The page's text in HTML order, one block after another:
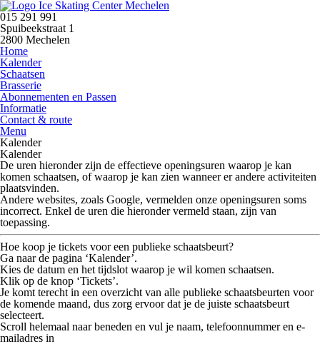
015 291 991
Spuibeekstraat 1
2800 Mechelen
Home
Kalender
Schaatsen
Brasserie
Abonnementen en Passen
Informatie
Contact & route
Menu
Kalender
Kalender
De uren hieronder zijn de effectieve openingsuren waarop je kan
komen schaatsen, of waarop je kan zien wanneer er andere activiteiten
plaatsvinden.
Andere websites, zoals Google, vermelden onze openingsuren soms
incorrect. Enkel de uren die hieronder vermeld staan, zijn van
toepassing.
Hoe koop je tickets voor een publieke schaatsbeurt?
Ga naar de pagina ‘Kalender’.
Kies de datum en het tijdslot waarop je wil komen schaatsen.
Klik op de knop ‘Tickets’.
Je komt terecht in een overzicht van alle publieke schaatsbeurten voor
de komende maand, dus zorg ervoor dat je de juiste schaatsbeurt
selecteert.
Scroll helemaal naar beneden en vul je naam, telefoonnummer en e-
mailadres in